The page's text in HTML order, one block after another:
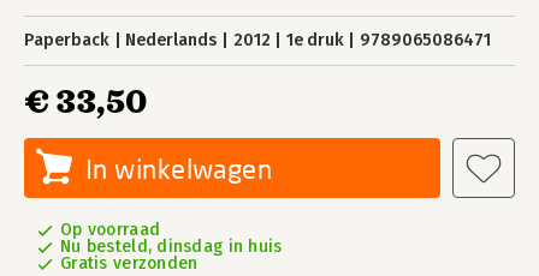
Paperback Nederlands 2012 1e druk 9789065086471
€ 33,50
In winkelwagen
Op voorraad
Nu besteld, dinsdag in huis
Gratis verzonden